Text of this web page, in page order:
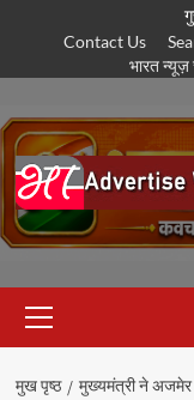
पर
Contact Us
भारत
सूची
मुख पृष्ठ मुख्यमंत्री ने अजमेर